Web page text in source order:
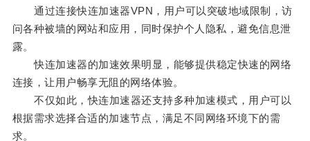
通过连接快连加速器VPN，用户可以突破地域限制，访
问各种被墙的网站和应用，同时保护个人隐私，避免信息泄
露。
快连加速器的加速效果明显，能够提供稳定快速的网络
连接，让用户畅享无阻的网络体验。
不仅如此，快连加速器还支持多种加速模式，用户可以
根据需求选择合适的加速节点，满足不同网络环境下的需
求。